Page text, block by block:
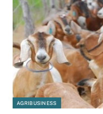
AGRIBUSINESS